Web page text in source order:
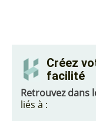
Créez
facilité
Retrouvez dans
liés à :